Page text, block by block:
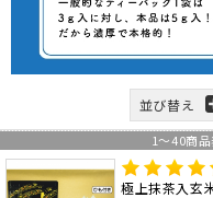
並び替え
1～40商
極上抹茶入玄